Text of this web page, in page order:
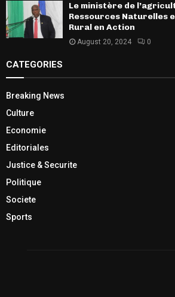
Le ministère de
Ressources Naturelles
Rural en Action
August 20, 2024 0
CATEGORIES
Breaking News
Culture
Economie
Editoriales
Justice & Securite
Politique
Societe
Sports